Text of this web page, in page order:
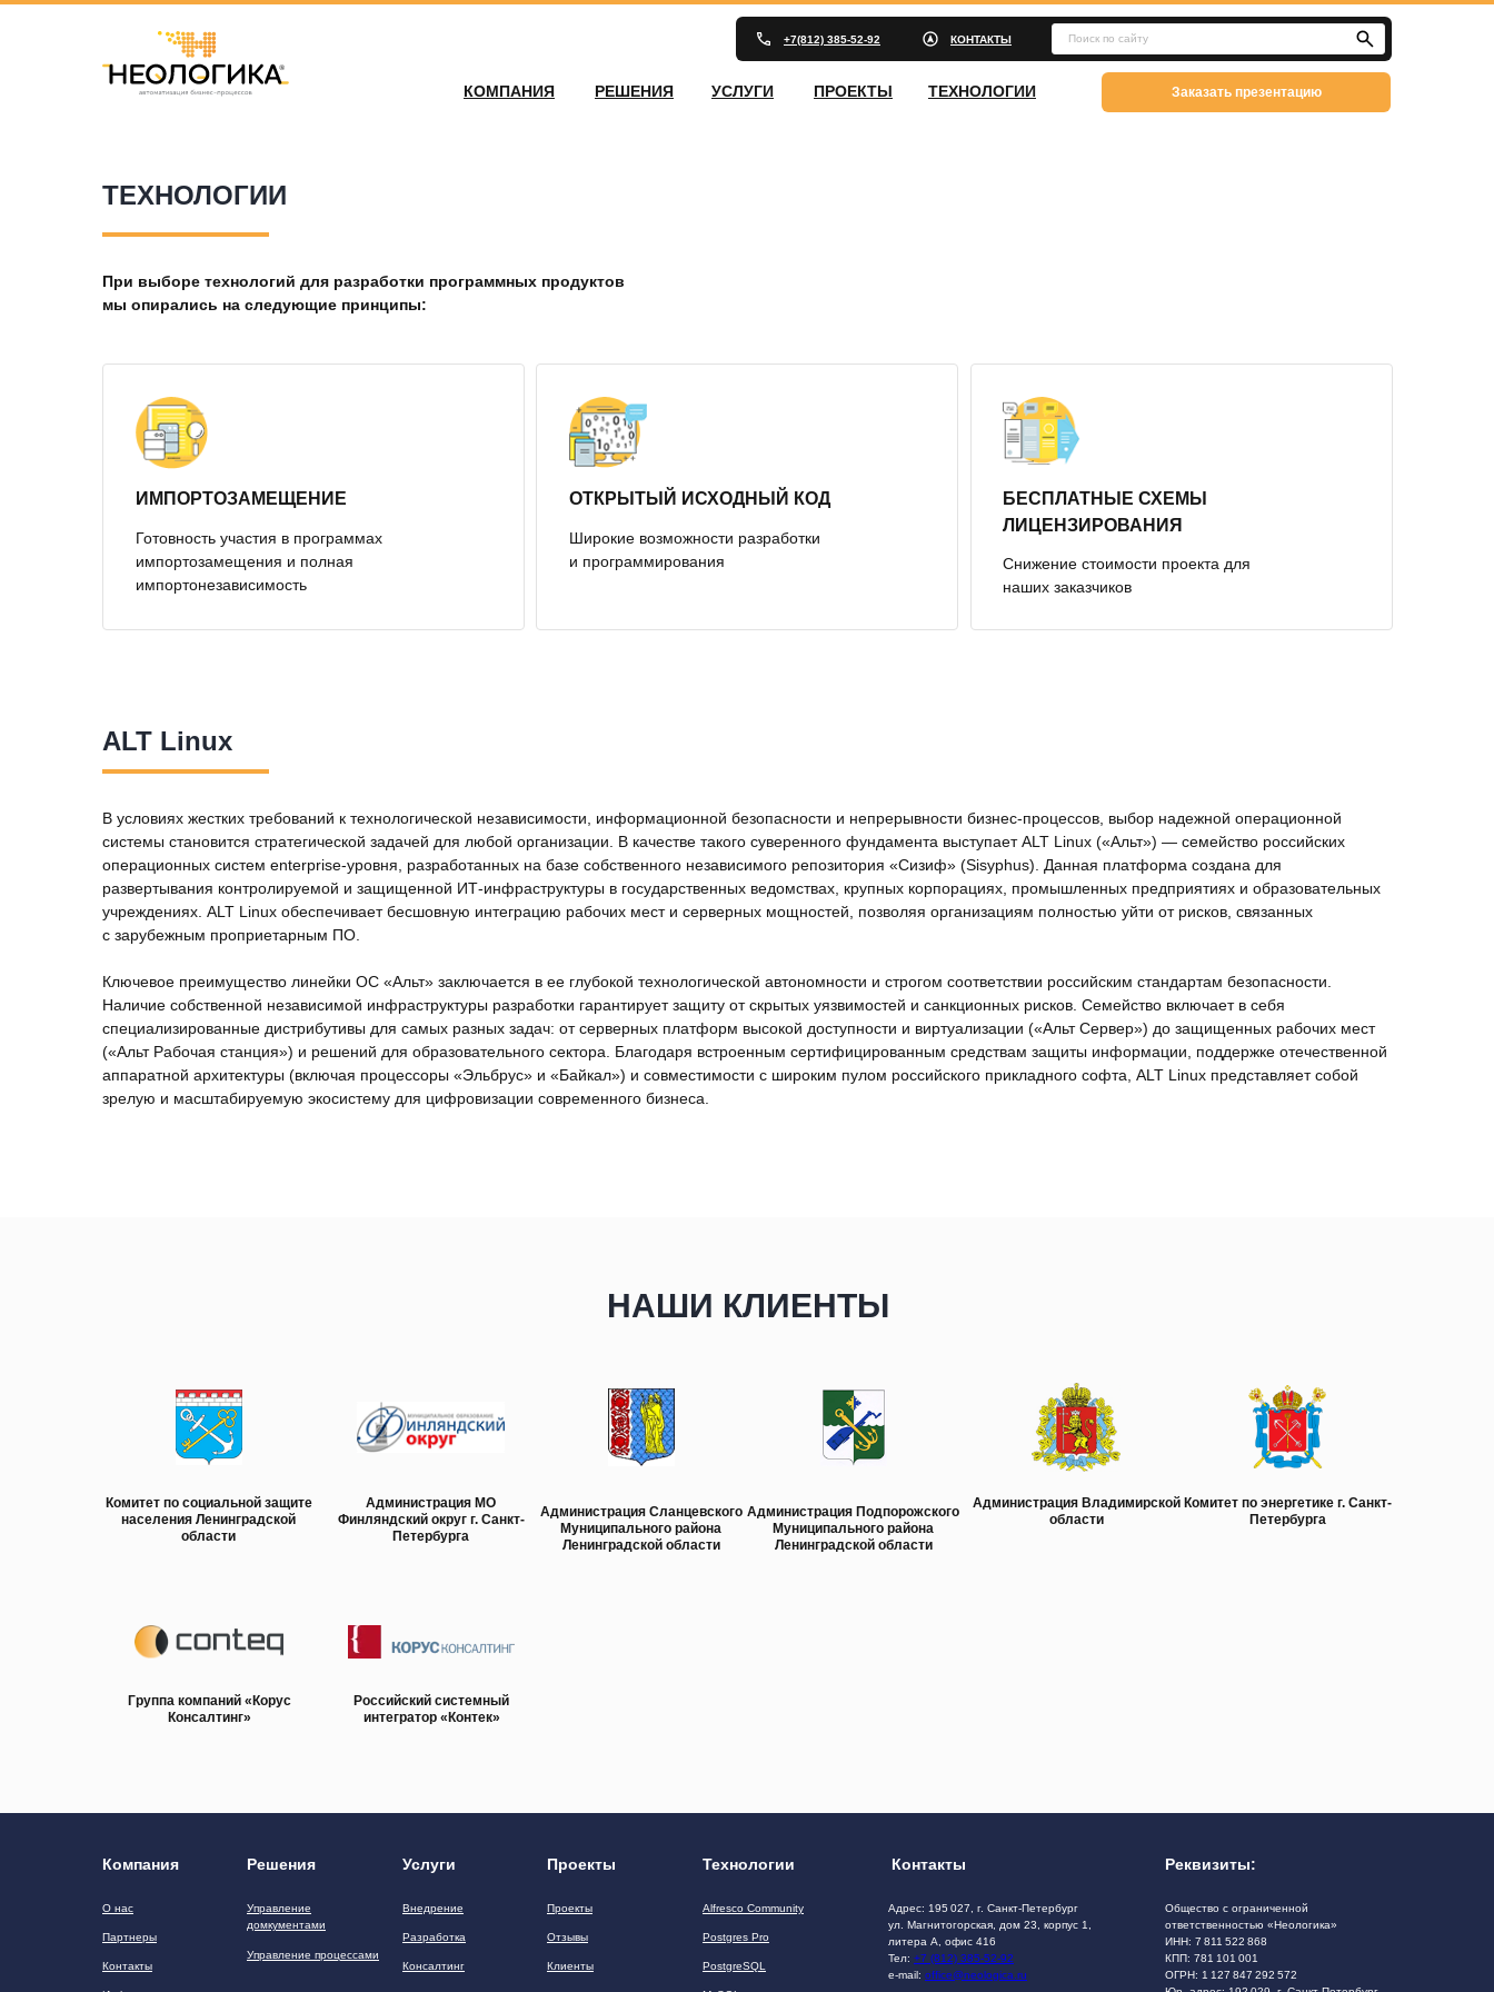
Заказать презентацию
+7(812) 385-52-92 КОНТАКТЫ Поиск по сайту
ТЕХНОЛОГИИ
ПРОЕКТЫ
УСЛУГИ
РЕШЕНИЯ
КОМПАНИЯ
Готовность участия в программах
импортозамещения и полная
импортонезависимость
ИМПОРТОЗАМЕЩЕНИЕ
Широкие возможности разработки
и программирования
ОТКРЫТЫЙ ИСХОДНЫЙ КОД
Снижение стоимости проекта для
наших заказчиков
БЕСПЛАТНЫЕ СХЕМЫ
ЛИЦЕНЗИРОВАНИЯ
ТЕХНОЛОГИИ
При выборе технологий для разработки программных продуктов
мы опирались на следующие принципы:
ALT Linux
В условиях жестких требований к технологической независимости, информационной безопасности и непрерывности бизнес-процессов, выбор надежной операционной
системы становится стратегической задачей для любой организации. В качестве такого суверенного фундамента выступает ALT Linux («Альт») — семейство российских
операционных систем enterprise-уровня, разработанных на базе собственного независимого репозитория «Сизиф» (Sisyphus). Данная платформа создана для
развертывания контролируемой и защищенной ИТ-инфраструктуры в государственных ведомствах, крупных корпорациях, промышленных предприятиях и образовательных
учреждениях. ALT Linux обеспечивает бесшовную интеграцию рабочих мест и серверных мощностей, позволяя организациям полностью уйти от рисков, связанных
с зарубежным проприетарным ПО.
Ключевое преимущество линейки ОС «Альт» заключается в ее глубокой технологической автономности и строгом соответствии российским стандартам безопасности.
Наличие собственной независимой инфраструктуры разработки гарантирует защиту от скрытых уязвимостей и санкционных рисков. Семейство включает в себя
специализированные дистрибутивы для самых разных задач: от серверных платформ высокой доступности и виртуализации («Альт Сервер») до защищенных рабочих мест
(«Альт Рабочая станция») и решений для образовательного сектора. Благодаря встроенным сертифицированным средствам защиты информации, поддержке отечественной
аппаратной архитектуры (включая процессоры «Эльбрус» и «Байкал») и совместимости с широким пулом российского прикладного софта, ALT Linux представляет собой
зрелую и масштабируемую экосистему для цифровизации современного бизнеса.
Комитет по социальной защите
населения Ленинградской
области
НАШИ КЛИЕНТЫ
Администрация МО
Финляндский округ г. Санкт-
Петербурга
Группа компаний «Корус
Консалтинг»
Российский системный
интегратор «Контек»
Администрация Сланцевского
Муниципального района
Ленинградской области
Администрация Подпорожского
Муниципального района
Ленинградской области
Администрация Владимирской
области
Комитет по энергетике г. Санкт-
Петербурга
Компания
О нас
Партнеры
Контакты
Решения
Управление
домкументами
Управление процессами
Услуги
Внедрение
Разработка
Консалтинг
Проекты
Проекты
Отзывы
Клиенты
Технологии
Alfresco Community
Postgres Pro
PostgreSQL
Контакты Реквизиты:
Адрес: 195 027, г. Санкт-Петербург
ул. Магнитогорская, дом 23, корпус 1,
литера А, офис 416
Тел: +7 (812) 385-52-92
e-mail: office@neologica.ru
Общество с ограниченной
ответственностью «Неологика»
ИНН: 7 811 522 868
КПП: 781 101 001
ОГРН: 1 127 847 292 572